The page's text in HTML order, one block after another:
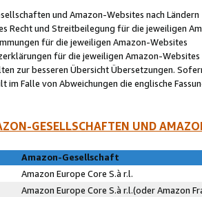
und Amazon-Websites nach Ländern
Recht und Streitbeilegung für die jeweiligen
für die jeweiligen Amazon-Websites
für die jeweiligen Amazon-Websites
zur besseren Übersicht Übersetzungen.
im Falle von Abweichungen die englische
GESELLSCHAFTEN UND
Amazon-Gesellschaft
Amazon Europe Core S.à r.l.
Amazon Europe Core S.à r.l.(oder Amazon